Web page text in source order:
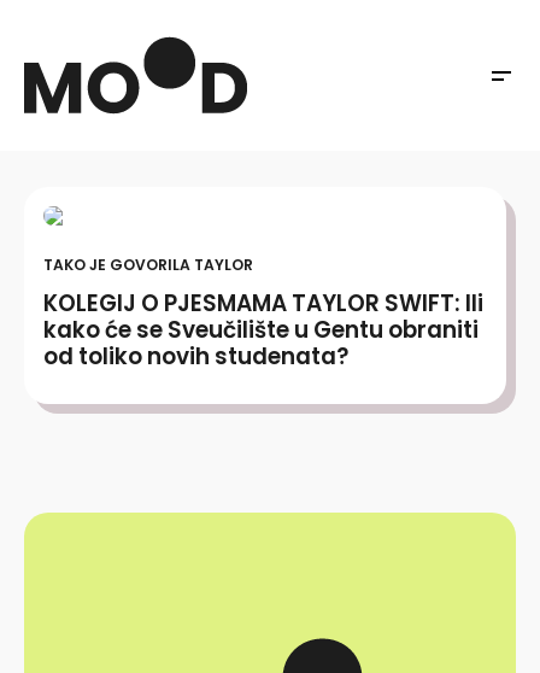
TAKO JE GOVORILA TAYLOR
KOLEGIJ O PJESMAMA TAYLOR SWIFT: Ili
kako će se Sveučilište u Gentu obraniti
od toliko novih studenata?